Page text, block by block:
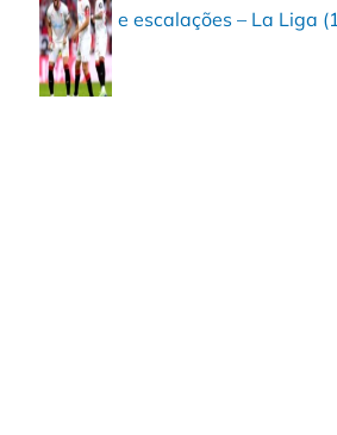
e escalações – La Liga